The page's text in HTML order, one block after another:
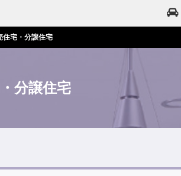
住宅・分譲住宅
分譲住宅